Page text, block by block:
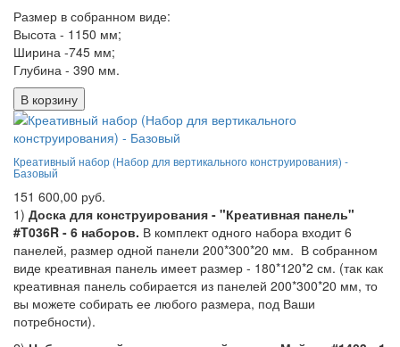
Размер в собранном виде:
Высота - 1150 мм;
Ширина -745 мм;
Глубина - 390 мм.
В корзину
Креативный набор (Набор для вертикального конструирования) -
Базовый
151 600,00 руб.
1) Доска для конструирования - "Креативная панель"
#T036R - 6 наборов. В комплект одного набора входит 6
панелей, размер одной панели 200*300*20 мм. В собранном
виде креативная панель имеет размер - 180*120*2 см. (так как
креативная панель собирается из панелей 200*300*20 мм, то
вы можете собирать ее любого размера, под Ваши
потребности).